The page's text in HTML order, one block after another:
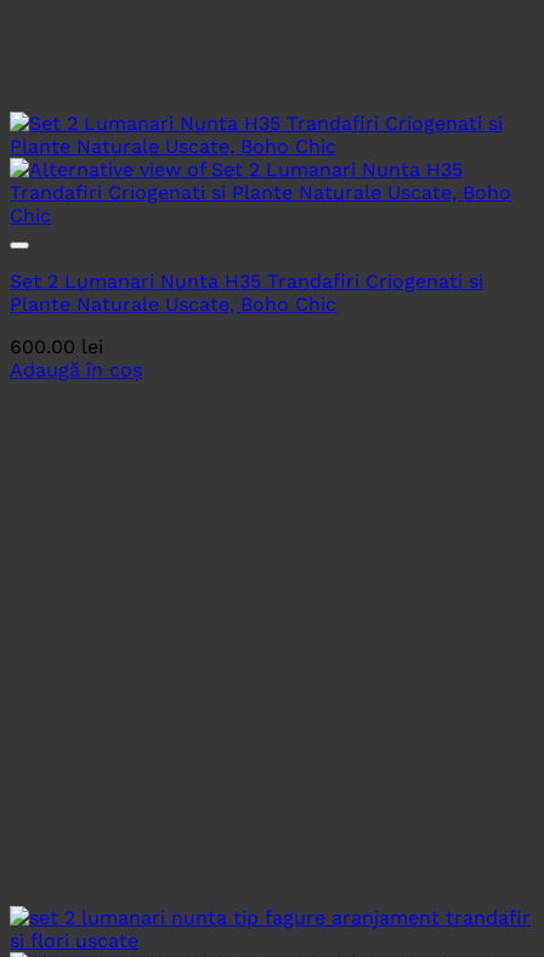
Set 2 Lumanari Nunta H35 Trandafiri Criogenati si
Plante Naturale Uscate, Boho Chic
600.00 lei
Adaugă în coș